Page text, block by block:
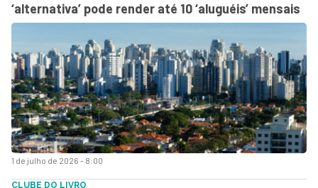
1 de julho de 2026 - 8:00
‘alternativa’ pode render até 10 ‘aluguéis’ mensais
CLUBE DO LIVRO